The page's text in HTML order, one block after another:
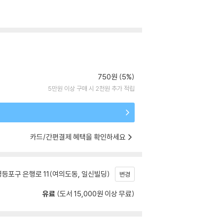
750원 (5%)
5만원 이상 구매 시 2천원 추가 적립
카드/간편결제 혜택을 확인하세요
포구 은행로 11(여의도동, 일신빌딩) 변경
유료 (도서 15,000원 이상 무료)